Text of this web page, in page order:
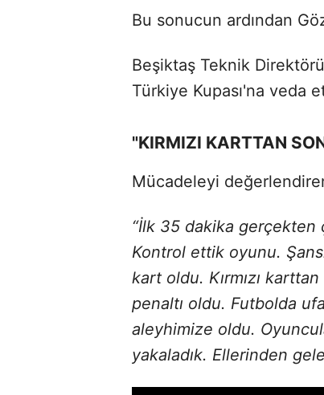
Bu sonucun ardından
Beşiktaş Teknik
Türkiye Kupası'na veda
"KIRMIZI KARTTAN
Mücadeleyi
“İlk 35 dakika gerçekten
Kontrol ettik oyunu.
kart oldu. Kırmızı
penaltı oldu. Futbolda
aleyhimize oldu.
yakaladık. Ellerinden